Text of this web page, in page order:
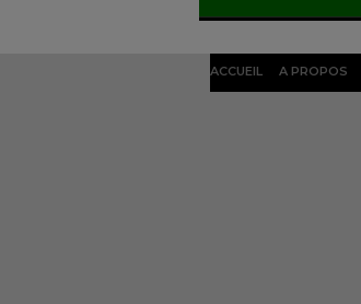
ACCUEIL A PROPOS